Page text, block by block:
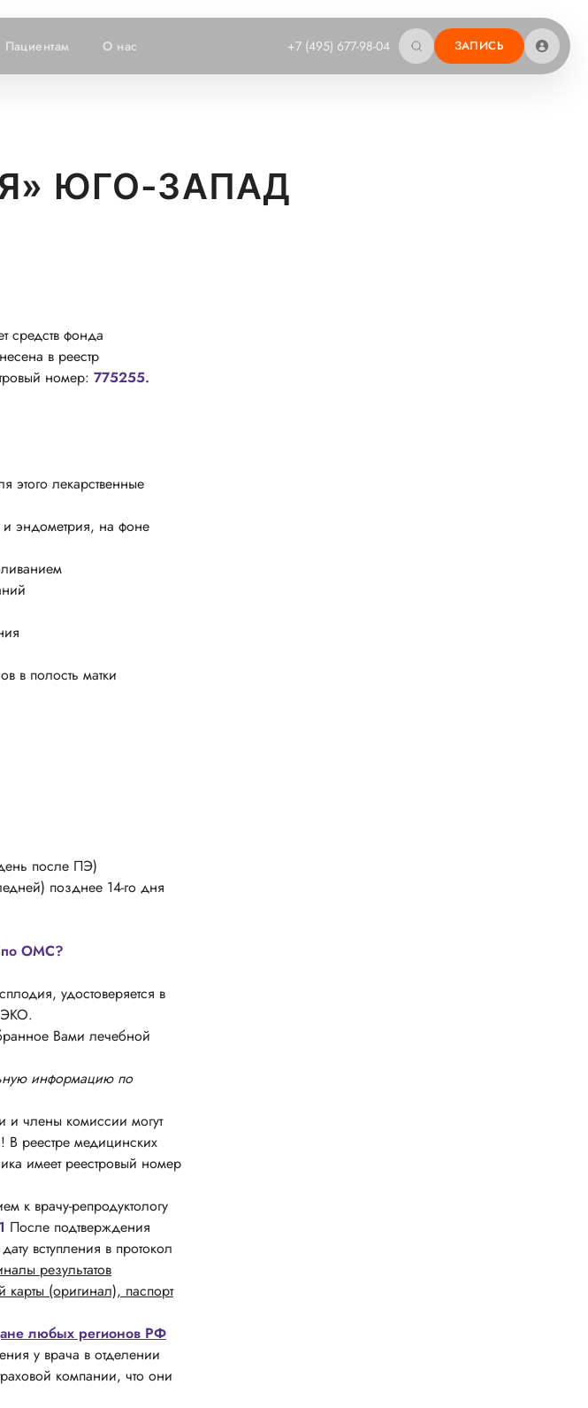
Пациентам О нас +7 (495) 677-98-04 ЗАПИСЬ
ЮГО-ЗАПАД
средств фонда
в реестр
номер: 775255.
этого лекарственные
и эндометрия, на фоне
в полость матки
после ПЭ)
позднее 14-го дня
по ОМС?
удостоверяется в
ЭКО.
Вами лечебной
информацию по
и члены комиссии могут
В реестре медицинских
имеет реестровый номер
к врачу-репродуктологу
После подтверждения
вступления в протокол
результатов
(оригинал), паспорт
любых регионов РФ
у врача в отделении
компании, что они